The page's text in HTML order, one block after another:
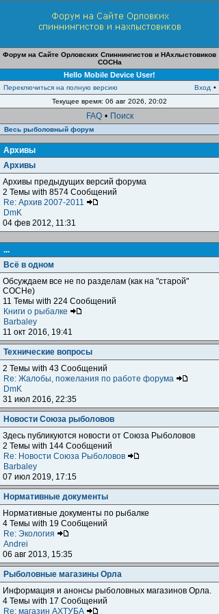
Форум на Сайте Орловских Спиннингистов и НАхлыстовиков
СОСНа
Hello Mobile Device User!
Переключиться на полную версию Вход •
Текущее время: 06 авг 2026, 20:02
FAQ • Поиск
Весь рыболовный форум
Архивы
Архивы
Архивы предыдущих версий форума
2 Темы with 8574 Сообщений
Re: Архив 2007-2011
DmK
04 фев 2012, 11:31
...
Всё в одном
Обсуждаем все не по разделам (как на "старой"
СОСНе)
11 Темы with 224 Сообщений
Книги о рыбалке
Barbaley
11 окт 2016, 19:41
Технические вопросы
2 Темы with 43 Сообщений
Re: Жалобы, пожелания по работе форума
DmK
31 июл 2016, 22:35
Новости Союза рыболовов
Здесь публикуются новости от Союза Рыболовов
2 Темы with 144 Сообщений
Re: Новости Союза Рыболовов
Barbaley
07 июл 2019, 17:15
Нормативные документы
Нормативные документы по рыбалке
4 Темы with 19 Сообщений
Re: Экология
Andrei
06 авг 2013, 15:35
Рыболовные магазины Орла
Информация и анонсы рыболовных магазинов Орла.
4 Темы with 17 Сообщений
Re: магазин АХТУБА